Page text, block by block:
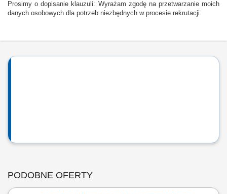
Prosimy o dopisanie klauzuli: Wyrażam zgodę na przetwarzanie moich
danych osobowych dla potrzeb niezbędnych w procesie rekrutacji.
PODOBNE OFERTY